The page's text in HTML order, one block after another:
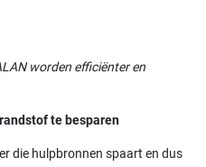
worden efficiënter en
te besparen
die hulpbronnen spaart en dus